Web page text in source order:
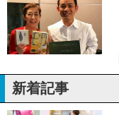
新着記事